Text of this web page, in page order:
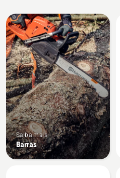
Todos
os
produtos
Saiba mais
Barras